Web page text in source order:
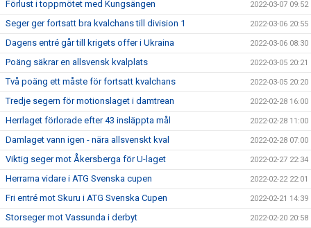
Förlust i toppmötet med Kungsängen 2022-03-07 09:52
Seger ger fortsatt bra kvalchans till division 1 2022-03-06 20:55
Dagens entré går till krigets offer i Ukraina 2022-03-06 08:30
Poäng säkrar en allsvensk kvalplats 2022-03-05 20:21
Två poäng ett måste för fortsatt kvalchans 2022-03-05 20:20
Tredje segern för motionslaget i damtrean 2022-02-28 16:00
Herrlaget förlorade efter 43 insläppta mål 2022-02-28 11:00
Damlaget vann igen - nära allsvenskt kval 2022-02-28 07:00
Viktig seger mot Åkersberga för U-laget 2022-02-27 22:34
Herrarna vidare i ATG Svenska cupen 2022-02-22 22:01
Fri entré mot Skuru i ATG Svenska Cupen 2022-02-21 14:39
Storseger mot Vassunda i derbyt 2022-02-20 20:58